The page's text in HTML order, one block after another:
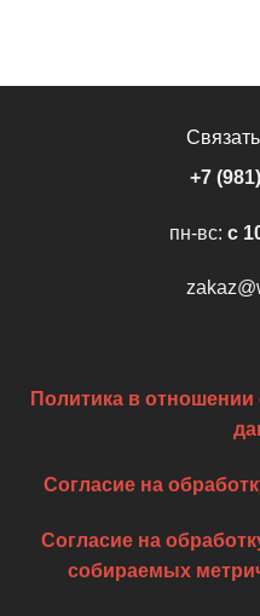
+7
пн-вс: c
Политика в
Согласие на
Согласие на
собираемых